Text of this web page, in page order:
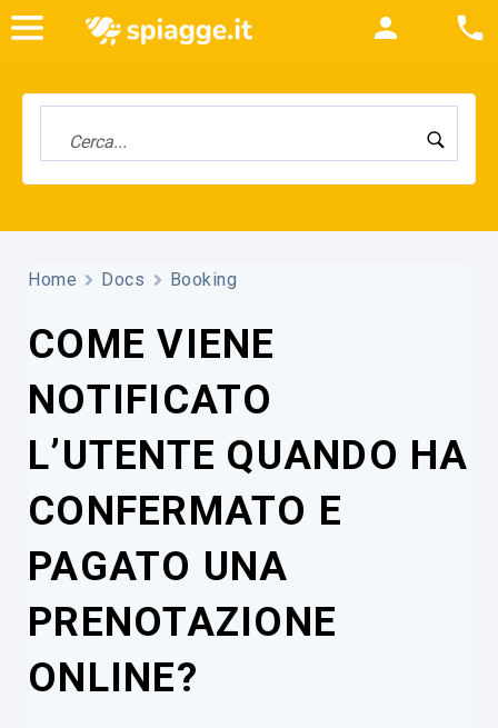
Home Docs Booking
COME VIENE
NOTIFICATO
L’UTENTE QUANDO HA
CONFERMATO E
PAGATO UNA
PRENOTAZIONE
ONLINE?